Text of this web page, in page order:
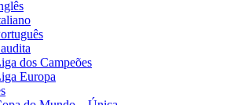
dos Campeões
Europa